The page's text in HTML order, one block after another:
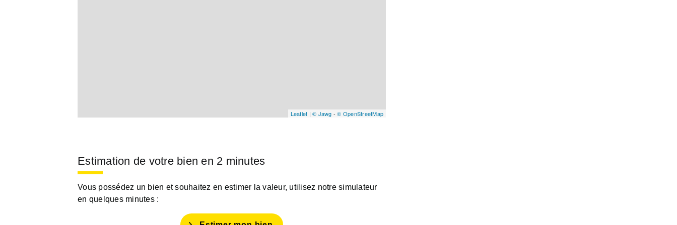
Leaflet | © Jawg -© OpenStreetMap
Estimation de votre bien en 2 minutes
Vous possédez un bien et souhaitez en estimer la valeur, utilisez notre simulateur
en quelques minutes :